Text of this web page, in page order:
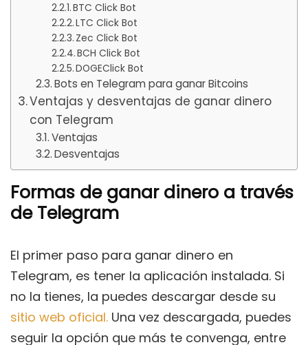
BTC Click Bot
LTC Click Bot
Zec Click Bot
BCH Click Bot
DOGEClick Bot
Bots en Telegram para ganar Bitcoins
Ventajas y desventajas de ganar dinero
con Telegram
Ventajas
Desventajas
Formas de ganar dinero a través
de Telegram
El primer paso para ganar dinero en
Telegram, es tener la aplicación instalada. Si
no la tienes, la puedes descargar desde su
sitio web oficial. Una vez descargada, puedes
seguir la opción que más te convenga, entre